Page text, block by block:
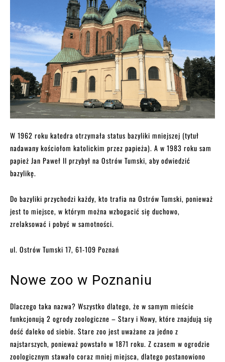
W 1962 roku katedra otrzymała status bazyliki mniejszej (tytuł
nadawany kościołom katolickim przez papieża). A w 1983 roku sam
papież Jan Paweł II przybył na Ostrów Tumski, aby odwiedzić
bazylikę.
Do bazyliki przychodzi każdy, kto trafia na Ostrów Tumski, ponieważ
jest to miejsce, w którym można wzbogacić się duchowo,
zrelaksować i pobyć w samotności.
ul. Ostrów Tumski 17, 61-109 Poznań
Nowe zoo w Poznaniu
Dlaczego taka nazwa? Wszystko dlatego, że w samym mieście
funkcjonują 2 ogrody zoologiczne – Stary i Nowy, które znajdują się
dość daleko od siebie. Stare zoo jest uważane za jedno z
najstarszych, ponieważ powstało w 1871 roku. Z czasem w ogrodzie
zoologicznym stawało coraz mniej miejsca, dlatego postanowiono